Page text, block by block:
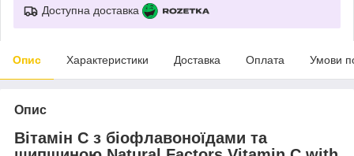
Доступна доставка
Опис Характеристики Доставка Оплата Умови
Опис
Вітамін С з біофлавоноїдами та